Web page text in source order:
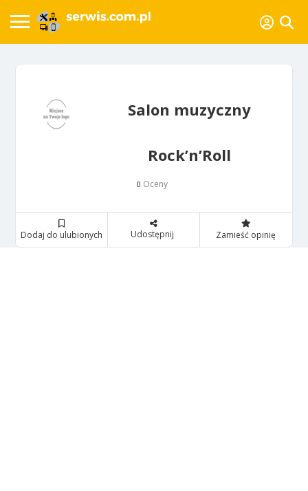
Salon muzyczny
Rock’n’Roll
0 Oceny
Dodaj do ulubionych Udostępnij Zamieść opinię